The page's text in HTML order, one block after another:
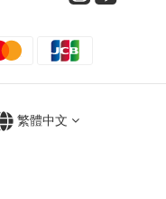
繁體中文